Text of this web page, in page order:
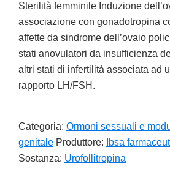
Sterilità femminile Induzione
associazione con gonadotropina
affette da sindrome dell’ovaio
stati anovulatori da insufficienza
altri stati di infertilità associata ad
rapporto LH/FSH.
Categoria: Ormoni sessuali e
genitale Produttore:
Ibsa
Sostanza: Urofollitropina